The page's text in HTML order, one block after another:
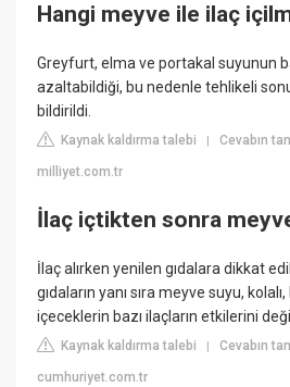
Hangi meyve ile ilaç
Greyfurt, elma ve portakal suyunun
azaltabildiği, bu nedenle tehlikeli
bildirildi.
Kaynak kaldırma talebi |Cevabın
milliyet.com.tr
İlaç içtikten sonra
İlaç alırken yenilen gıdalara dikkat
gıdaların yanı sıra meyve suyu,
içeceklerin bazı ilaçların etkilerini
Kaynak kaldırma talebi |Cevabın
cumhuriyet.com.tr